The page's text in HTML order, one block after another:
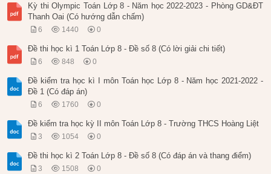
Kỳ thi Olympic Toán Lớp 8 - Năm học 2022-2023 - Phòng GD&ĐT
Thanh Oai (Có hướng dẫn chấm)
6 1440 0
Đề thi học kì 1 Toán Lớp 8 - Đề số 8 (Có lời giải chi tiết)
6 848 0
Đề kiểm tra học kì I môn Toán học Lớp 8 - Năm học 2021-2022 -
Đề 1 (Có đáp án)
6 1760 0
Đề kiểm tra học kỳ II môn Toán Lớp 8 - Trường THCS Hoàng Liệt
3 1054 0
Đề thi học kì 2 Toán Lớp 8 - Đề số 8 (Có đáp án và thang điểm)
3 1508 0